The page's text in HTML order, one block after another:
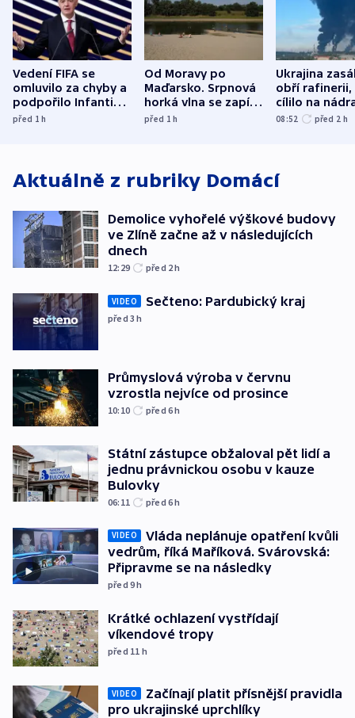
Vedení FIFA se
omluvilo za chyby a
podpořilo Infantina.
UEFA trvá na
před 1h
Od Moravy po
Maďarsko. Srpnová
horká vlna se zapíše
do dějin
před 1h
Ukrajina
obří rafinerii,
cílilo na
autobus
08:52 před 2 h
Aktuálně z rubriky Domácí
Demolice vyhořelé výškové budovy
ve Zlíně začne až v následujících
dnech
12:29 před 2h
VIDEO Sečteno: Pardubický kraj
před 3h
Průmyslová výroba v červnu
vzrostla nejvíce od prosince
10:10 před 6h
Státní zástupce obžaloval pět lidí a
jednu právnickou osobu v kauze
Bulovky
06:11 před 6h
VIDEO
Vláda neplánuje opatření kvůli
vedrům, říká Maříková. Svárovská:
Připravme se na následky
před 9h
Krátké ochlazení vystřídají
víkendové tropy
před 11 h
VIDEO
Začínají platit přísnější pravidla
pro ukrajinské uprchlíky